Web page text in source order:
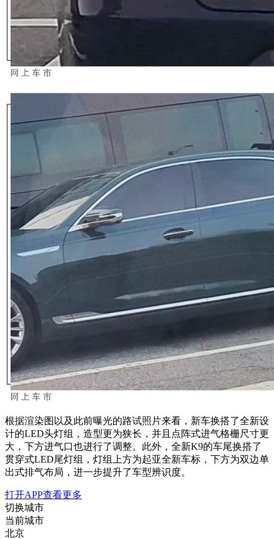
根据渲染图以及此前曝光的路试照片来看，新车换搭了全新设
计的LED头灯组，造型更为狭长，并且点阵式进气格栅尺寸更
大，下方进气口也进行了调整。此外，全新K9的车尾换搭了
贯穿式LED尾灯组，灯组上方为起亚全新车标，下方为双边单
出式排气布局，进一步提升了车型辨识度。
打开APP查看更多
切换城市
当前城市
北京